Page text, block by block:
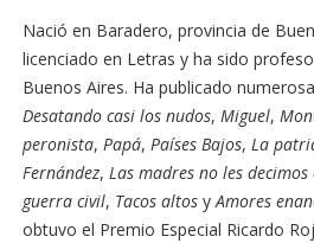
Nació en Baradero, provincia de
licenciado en Letras y ha sido
Buenos Aires. Ha publicado
Desatando casi los nudos, Miguel,
peronista, Papá, Países Bajos, La
Fernández, Las madres no les
guerra civil, Tacos altos yAmores
obtuvo el Premio Especial Ricardo